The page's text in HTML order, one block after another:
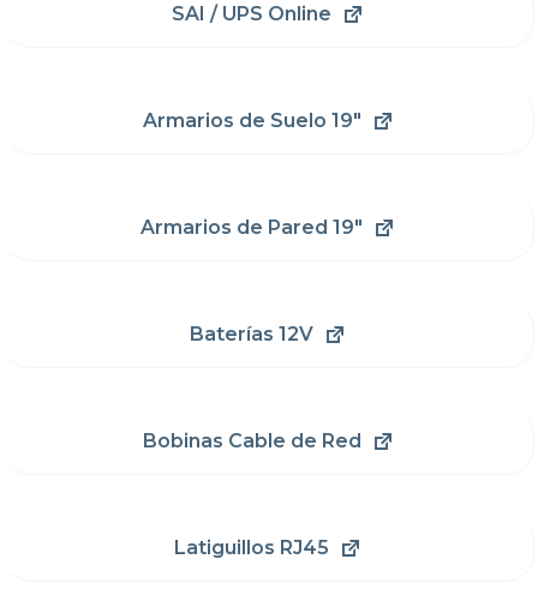
SAI / UPS Online
Armarios de Suelo 19"
Armarios de Pared 19"
Baterías 12V
Bobinas Cable de Red
Latiguillos RJ45